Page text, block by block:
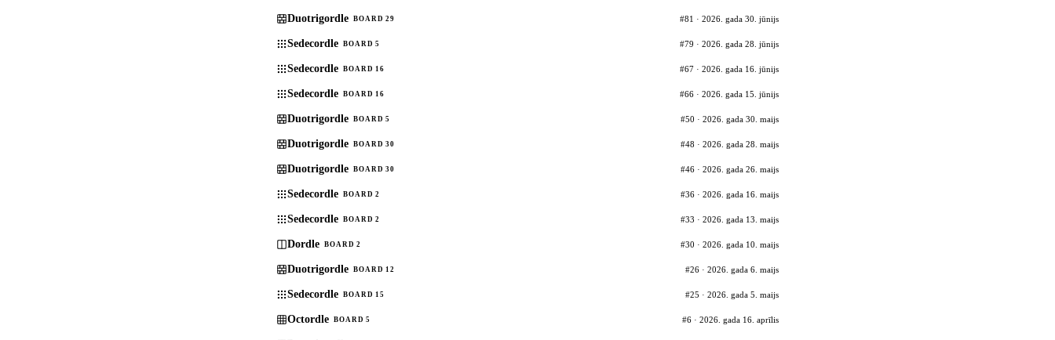
Duotrigordle BOARD 29 #81 · 2026. gada 30. jūnijs
Sedecordle BOARD 5 #79 · 2026. gada 28. jūnijs
Sedecordle BOARD 16 #67 · 2026. gada 16. jūnijs
Sedecordle BOARD 16 #66 · 2026. gada 15. jūnijs
Duotrigordle BOARD 5 #50 · 2026. gada 30. maijs
Duotrigordle BOARD 30 #48 · 2026. gada 28. maijs
Duotrigordle BOARD 30 #46 · 2026. gada 26. maijs
Sedecordle BOARD 2 #36 · 2026. gada 16. maijs
Sedecordle BOARD 2 #33 · 2026. gada 13. maijs
Dordle BOARD 2 #30 · 2026. gada 10. maijs
Duotrigordle BOARD 12 #26 · 2026. gada 6. maijs
Sedecordle BOARD 15 #25 · 2026. gada 5. maijs
Octordle BOARD 5 #6 · 2026. gada 16. aprīlis